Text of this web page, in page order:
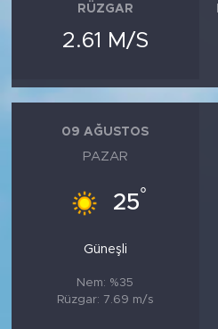
RÜZGAR
2.61 M/S
09 AĞUSTOS
PAZAR
25°
Güneşli
Nem: %35
Rüzgar: 7.69 m/s